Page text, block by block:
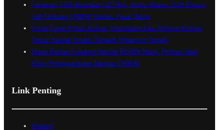
Gubernur ASR Resmikan GETRA, Sultra Maimo 2026 Dipacu
Jadi Gerbang UMKM Tembus Pasar Dunia
Gerak Cepat Polsek Kolono Selamatkan Dua Nelayan Kolono
Timur Setelah Perahu Terbalik Dihantam Ombak
Bapas Baubau Gandeng Rumah BUMN Muna, Perkuat Jalan
Klien Pemasyarakatan Bangun UMKM
Link Penting
Redaksi